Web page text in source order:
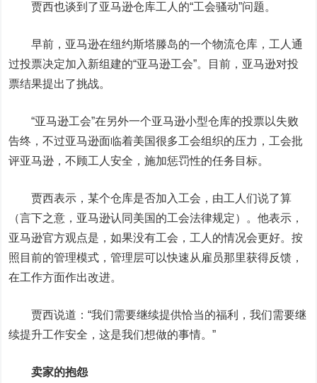
贾西也谈到了亚马逊仓库工人的“工会骚动”问题。
早前，亚马逊在纽约斯塔滕岛的一个物流仓库，工人通
过投票决定加入新组建的“亚马逊工会”。目前，亚马逊对投
票结果提出了挑战。
“亚马逊工会”在另外一个亚马逊小型仓库的投票以失败
告终，不过亚马逊面临着美国很多工会组织的压力，工会批
评亚马逊，不顾工人安全，施加惩罚性的任务目标。
贾西表示，某个仓库是否加入工会，由工人们说了算
（言下之意，亚马逊认同美国的工会法律规定）。他表示，
亚马逊官方观点是，如果没有工会，工人的情况会更好。按
照目前的管理模式，管理层可以快速从雇员那里获得反馈，
在工作方面作出改进。
贾西说道：“我们需要继续提供恰当的福利，我们需要继
续提升工作安全，这是我们想做的事情。”
卖家的抱怨